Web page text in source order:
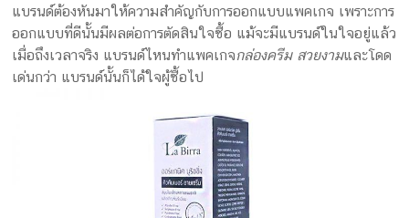
แบรนด์ต้องหันมาให้ความสำคัญกับการออกแบบแพคเกจ เพราะการ
ออกแบบที่ดีนั้นมีผลต่อการตัดสินใจซื้อ แม้จะมีแบรนด์ในใจอยู่แล้ว
เมื่อถึงเวลาจริง แบรนด์ไหนทำแพคเกจกล่องครีม สวยงามและโดด
เด่นกว่า แบรนด์นั้นก็ได้ใจผู้ซื้อไป